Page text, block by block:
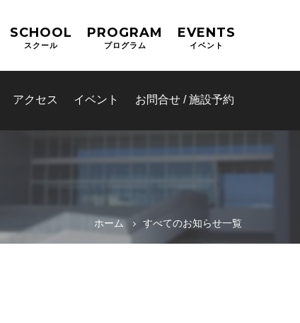
SCHOOL
スクール
PROGRAM
プログラム
EVENTS
イベント
アクセス イベント お問合せ / 施設予約
ホーム すべてのお知らせ一覧